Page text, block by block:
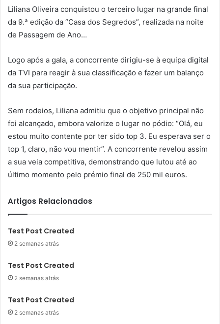
Liliana Oliveira conquistou o terceiro lugar na grande final
da 9.ª edição da “Casa dos Segredos”, realizada na noite
de Passagem de Ano…
Logo após a gala, a concorrente dirigiu-se à equipa digital
da TVI para reagir à sua classificação e fazer um balanço
da sua participação.
Sem rodeios, Liliana admitiu que o objetivo principal não
foi alcançado, embora valorize o lugar no pódio: “Olá, eu
estou muito contente por ter sido top 3. Eu esperava ser o
top 1, claro, não vou mentir”. A concorrente revelou assim
a sua veia competitiva, demonstrando que lutou até ao
último momento pelo prémio final de 250 mil euros.
Artigos Relacionados
Test Post Created
2 semanas atrás
Test Post Created
2 semanas atrás
Test Post Created
2 semanas atrás